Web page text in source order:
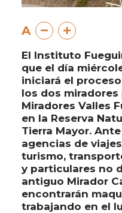
A
El Instituto
que el día
iniciará el
los dos
Miradores Valles
en la Reserva
Tierra Mayor.
agencias de
turismo,
y particulares no
antiguo Mirador
encontrarán
trabajando en el